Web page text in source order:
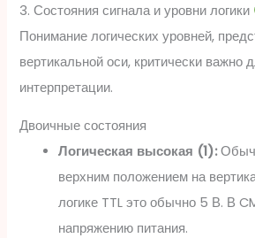
3. Состояния сигнала и уровни логики
Понимание логических уровней,
вертикальной оси, критически важно
интерпретации.
Двоичные состояния
Логическая высокая (1):
верхним положением на
логике TTL это обычно 5 В. В
напряжению питания.